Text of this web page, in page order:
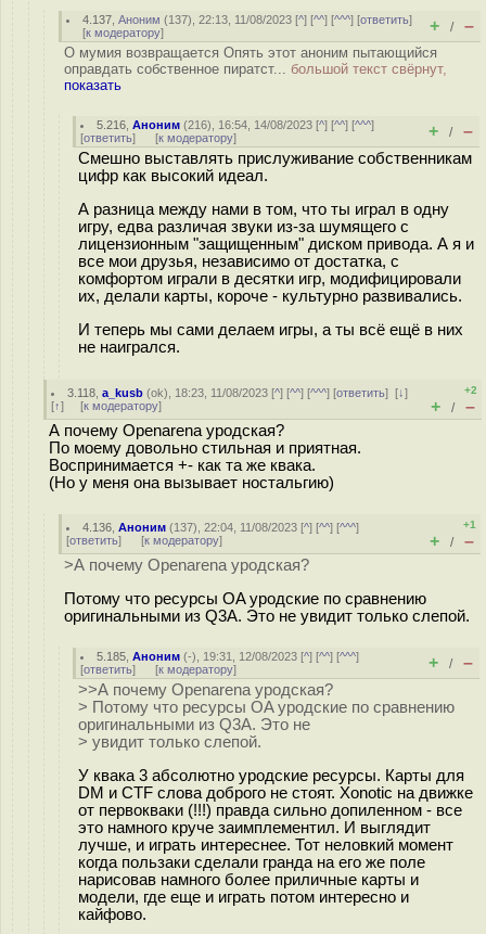
4.137 ,Аноним (137), 22:13, 11/08/2023 [^] [^^] [^^^] [ответить]
[к модератору] + / –
О мумия возвращается Опять этот аноним пытающийся
оправдать собственное пиратст... большой текст свёрнут,
показать
5.216 ,Аноним (216), 16:54, 14/08/2023 [^] [^^] [^^^]
[ответить] [к модератору] + / –
Смешно выставлять прислуживание собственникам
цифр как высокий идеал.
А разница между нами в том, что ты играл в одну
игру, едва различая звуки из-за шумящего с
лицензионным "защищенным" диском привода. А я и
все мои друзья, независимо от достатка, с
комфортом играли в десятки игр, модифицировали
их, делали карты, короче - культурно развивались.
И теперь мы сами делаем игры, а ты всё ещё в них
не наигрался.
3.118 ,a_kusb (ok), 18:23, 11/08/2023 [^] [^^] [^^^] [ответить][↓]
[↑] [к модератору]
+2
+ / –
А почему Openarena уродская?
По моему довольно стильная и приятная.
Воспринимается +- как та же квака.
(Но у меня она вызывает ностальгию)
4.136 ,Аноним (137), 22:04, 11/08/2023 [^] [^^] [^^^]
[ответить] [к модератору]
+1
+ / –
>А почему Openarena уродская?
Потому что ресурсы OA уродские по сравнению
оригинальными из Q3A. Это не увидит только слепой.
5.185 ,Аноним (-), 19:31, 12/08/2023 [^] [^^] [^^^]
[ответить] [к модератору] + / –
>>А почему Openarena уродская?
> Потому что ресурсы OA уродские по сравнению
оригинальными из Q3A. Это не
> увидит только слепой.
У квака 3 абсолютно уродские ресурсы. Карты для
DM и CTF слова доброго не стоят. Xonotic на движке
от первокваки (!!!) правда сильно допиленном - все
это намного круче заимплементил. И выглядит
лучше, и играть интереснее. Тот неловкий момент
когда пользаки сделали гранда на его же поле
нарисовав намного более приличные карты и
модели, где еще и играть потом интересно и
кайфово.